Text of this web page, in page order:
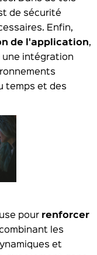
de sécurité
Enfin,
de l'application,
une intégration
temps et des
pour renforcer
les
et